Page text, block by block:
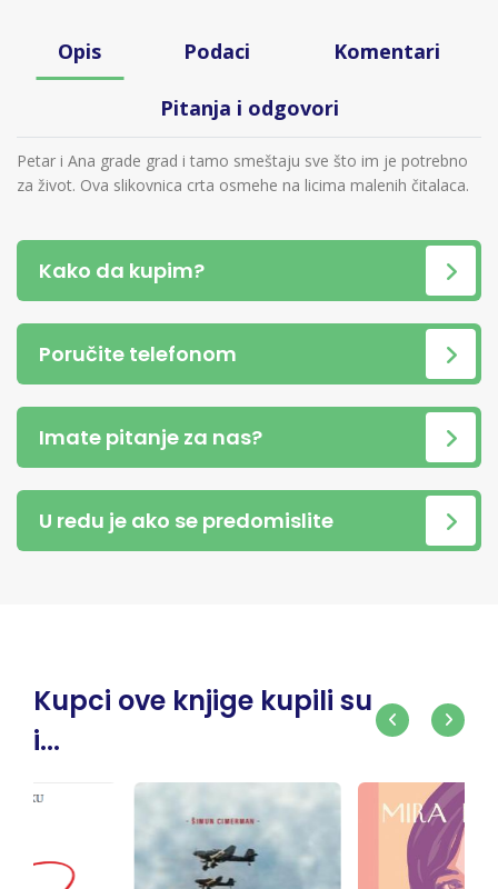
Opis Podaci Komentari
Pitanja i odgovori
Petar i Ana grade grad i tamo smeštaju sve što im je potrebno
za život. Ova slikovnica crta osmehe na licima malenih čitalaca.
Kako da kupim?
Poručite telefonom
Imate pitanje za nas?
U redu je ako se predomislite
Kupci ove knjige kupili su
i...